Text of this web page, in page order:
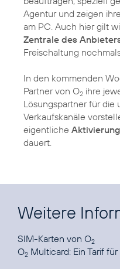
Agentur und zeigen
am PC. Auch hier gilt
Zentrale des
Freischaltung
In den kommenden
Partner von O2 ihre
Lösungspartner für die
Verkaufskanäle
eigentliche
dauert.
Weitere
SIM-Karten von O2
O2 Multicard: Ein Tarif